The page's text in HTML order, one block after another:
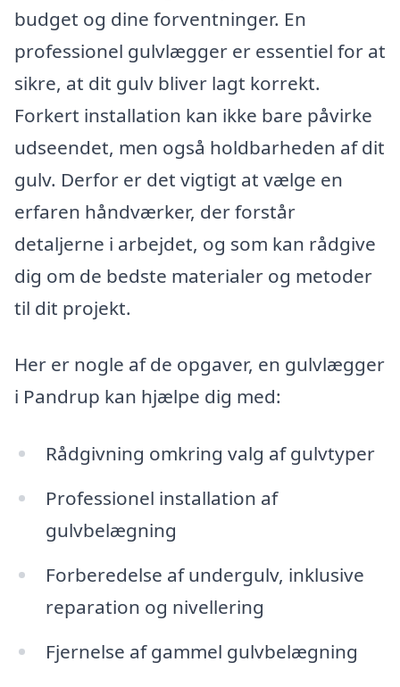
budget og dine forventninger. En
professionel gulvlægger er essentiel for at
sikre, at dit gulv bliver lagt korrekt.
Forkert installation kan ikke bare påvirke
udseendet, men også holdbarheden af dit
gulv. Derfor er det vigtigt at vælge en
erfaren håndværker, der forstår
detaljerne i arbejdet, og som kan rådgive
dig om de bedste materialer og metoder
til dit projekt.
Her er nogle af de opgaver, en gulvlægger
i Pandrup kan hjælpe dig med:
Rådgivning omkring valg af gulvtyper
Professionel installation af
gulvbelægning
Forberedelse af undergulv, inklusive
reparation og nivellering
Fjernelse af gammel gulvbelægning